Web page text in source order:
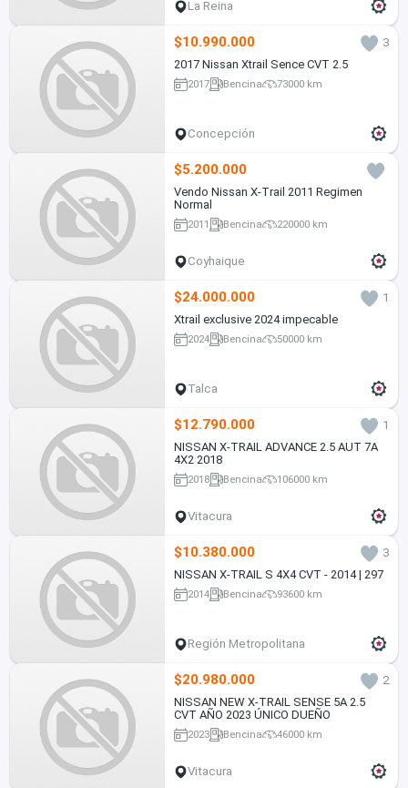
La Reina
$10.990.000
3
2017 Nissan Xtrail Sence CVT 2.5
2017 Bencina 73000 km
Concepción
$5.200.000
Vendo Nissan X-Trail 2011 Regimen
Normal
2011 Bencina 220000 km
Coyhaique
$24.000.000
1
Xtrail exclusive 2024 impecable
2024 Bencina 50000 km
Talca
$12.790.000
1
NISSAN X-TRAIL ADVANCE 2.5 AUT 7A
4X2 2018
2018 Bencina 106000 km
Vitacura
$10.380.000
3
NISSAN X-TRAIL S 4X4 CVT - 2014 | 297
2014 Bencina 93600 km
Región Metropolitana
$20.980.000
2
NISSAN NEW X-TRAIL SENSE 5A 2.5
CVT AÑO 2023 ÚNICO DUEÑO
2023 Bencina 46000 km
Vitacura